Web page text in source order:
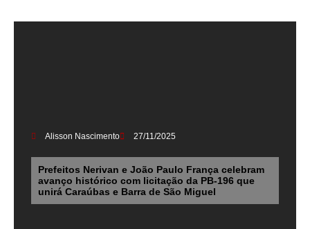
Alisson Nascimento 27/11/2025
Prefeitos Nerivan e João Paulo França celebram
avanço histórico com licitação da PB-196 que
unirá Caraúbas e Barra de São Miguel